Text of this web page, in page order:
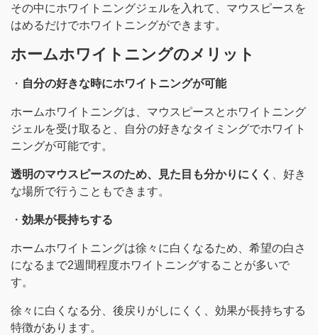
その中にホワイトニングジェルを入れて、マウスピースを
はめるだけでホワイトニングができます。
ホームホワイトニングのメリット
・ 自分の好きな時にホワイトニングが可能
ホームホワイトニングは、マウスピースとホワイトニング
ジェルを受け取ると、自分の好きなタイミングでホワイト
ニングが可能です。
透明のマウスピースのため、見た目も分かりにくく 、好き
な場所で行うこともできます。
・ 効果が長持ちする
ホームホワイトニングは徐々に白くなるため、希望の白さ
になるまで2週間程度ホワイトニングすることが多いで
す。
徐々に白くなる分、後戻りがしにくく、効果が長持ちする
特徴があります。